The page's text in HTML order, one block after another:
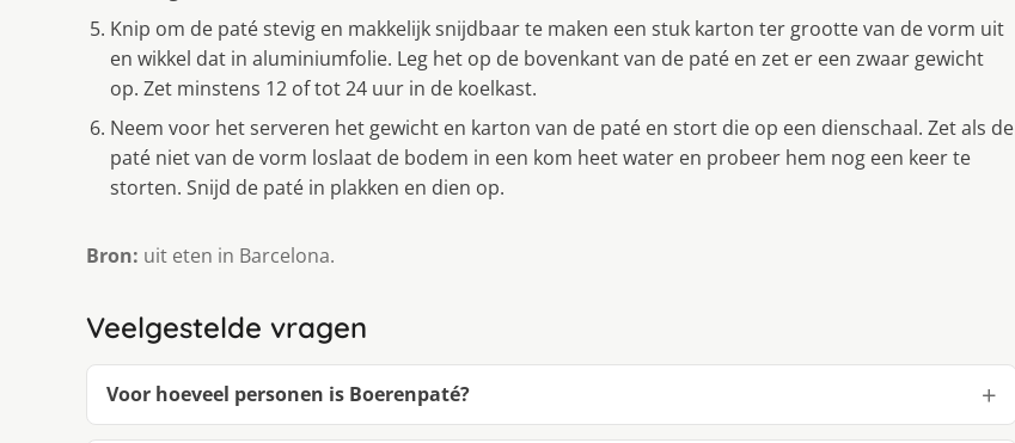
Knip om de paté stevig en makkelijk snijdbaar te maken een stuk karton ter grootte van de vorm uit
en wikkel dat in aluminiumfolie. Leg het op de bovenkant van de paté en zet er een zwaar gewicht
op. Zet minstens 12 of tot 24 uur in de koelkast.
Neem voor het serveren het gewicht en karton van de paté en stort die op een dienschaal. Zet als de
paté niet van de vorm loslaat de bodem in een kom heet water en probeer hem nog een keer te
storten. Snijd de paté in plakken en dien op.
Bron: uit eten in Barcelona.
Veelgestelde vragen
Voor hoeveel personen is Boerenpaté?